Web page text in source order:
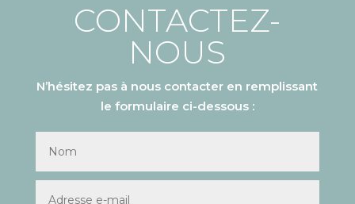
CONTACTEZ-
NOUS
N’hésitez pas à nous contacter en remplissant
le formulaire ci-dessous :